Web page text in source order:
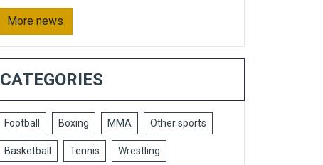
More news
CATEGORIES
Football Boxing MMA Other sports
Basketball Tennis Wrestling